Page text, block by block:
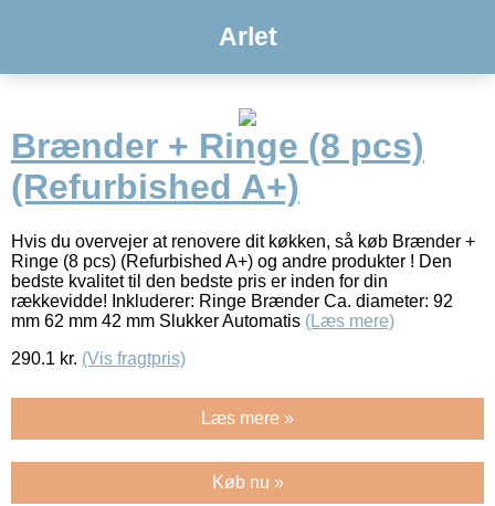
Arlet
Brænder + Ringe (8 pcs)
(Refurbished A+)
Hvis du overvejer at renovere dit køkken, så køb Brænder +
Ringe (8 pcs) (Refurbished A+) og andre produkter ! Den
bedste kvalitet til den bedste pris er inden for din
rækkevidde! Inkluderer: Ringe Brænder Ca. diameter: 92
mm 62 mm 42 mm Slukker Automatis (Læs mere)
290.1 kr. (Vis fragtpris)
Læs mere »
Køb nu »